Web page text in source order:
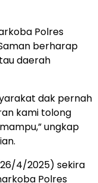
Polres
berharap
daerah
dak pernah
kami tolong
ungkap
4/2025) sekira
Polres